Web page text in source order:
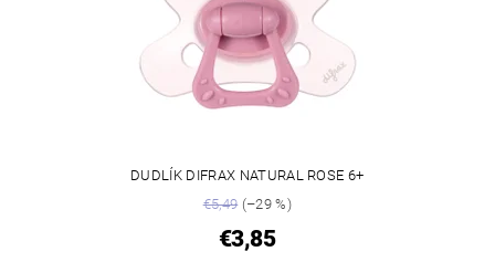
DUDLÍK DIFRAX NATURAL ROSE 6+
€5,49(–29 %)
€3,85